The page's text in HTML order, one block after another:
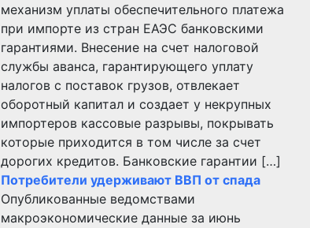
механизм уплаты обеспечительного платежа
при импорте из стран ЕАЭС банковскими
гарантиями. Внесение на счет налоговой
службы аванса, гарантирующего уплату
налогов с поставок грузов, отвлекает
оборотный капитал и создает у некрупных
импортеров кассовые разрывы, покрывать
которые приходится в том числе за счет
дорогих кредитов. Банковские гарантии […]
Потребители удерживают ВВП от спада
Опубликованные ведомствами
макроэкономические данные за июнь